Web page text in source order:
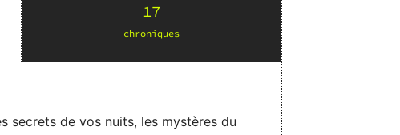
17
chroniques
secrets de vos nuits, les mystères du